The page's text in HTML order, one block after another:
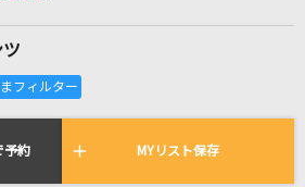
ムで歌われている曲の一覧
ーは突然に
予約 MYリスト保存